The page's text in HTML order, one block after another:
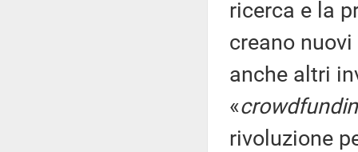
ricerca e la
creano
anche altri
«
rivoluzione